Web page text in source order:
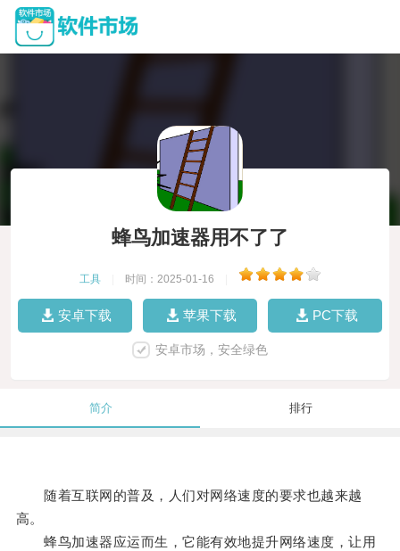
蜂鸟加速器用不了了
工具 时间：2025-01-16
安卓下载 苹果下载 PC下载
安卓市场，安全绿色
简介 排行
随着互联网的普及，人们对网络速度的要求也越来越
高。
蜂鸟加速器应运而生，它能有效地提升网络速度，让用